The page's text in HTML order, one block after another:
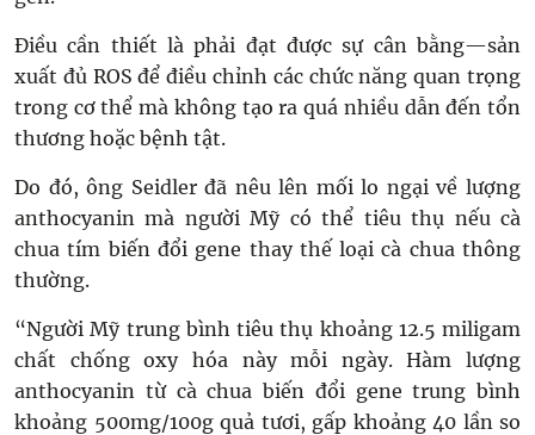
Điều cần thiết là phải đạt được sự cân bằng—sản
xuất đủ ROS để điều chỉnh các chức năng quan trọng
trong cơ thể mà không tạo ra quá nhiều dẫn đến tổn
thương hoặc bệnh tật.
Do đó, ông Seidler đã nêu lên mối lo ngại về lượng
anthocyanin mà người Mỹ có thể tiêu thụ nếu cà
chua tím biến đổi gene thay thế loại cà chua thông
thường.
“Người Mỹ trung bình tiêu thụ khoảng 12.5 miligam
chất chống oxy hóa này mỗi ngày. Hàm lượng
anthocyanin từ cà chua biến đổi gene trung bình
khoảng 500mg/100g quả tươi, gấp khoảng 40 lần so